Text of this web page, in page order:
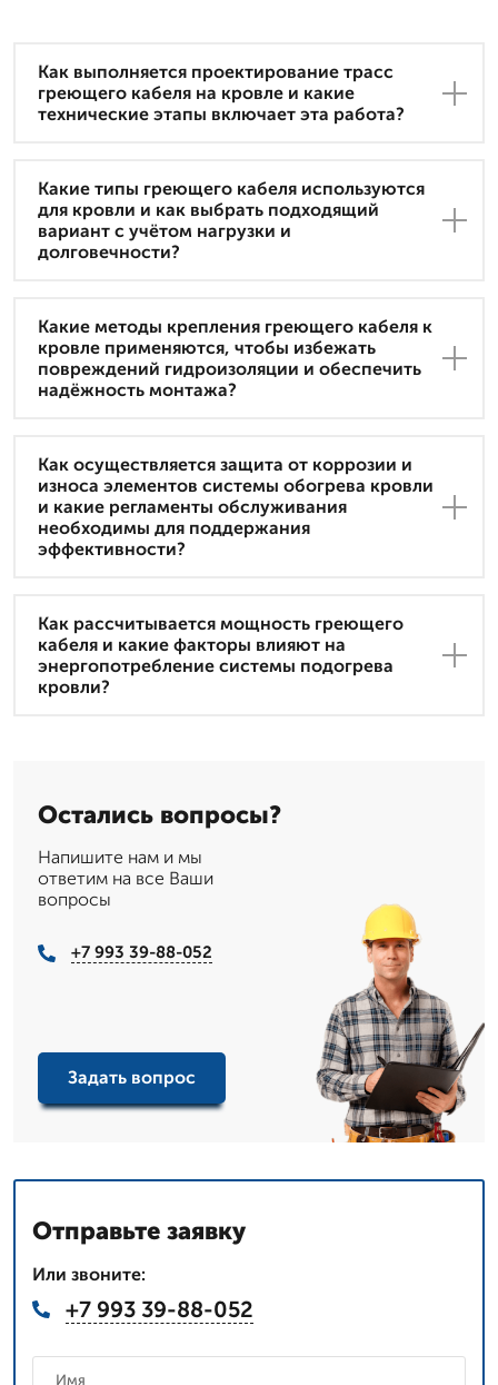
Как выполняется проектирование трасс
греющего кабеля на кровле и какие
технические этапы включает эта работа?
Какие типы греющего кабеля используются
для кровли и как выбрать подходящий
вариант с учётом нагрузки и
долговечности?
Какие методы крепления греющего кабеля к
кровле применяются, чтобы избежать
повреждений гидроизоляции и обеспечить
надёжность монтажа?
Как осуществляется защита от коррозии и
износа элементов системы обогрева кровли
и какие регламенты обслуживания
необходимы для поддержания
эффективности?
Как рассчитывается мощность греющего
кабеля и какие факторы влияют на
энергопотребление системы подогрева
кровли?
Остались вопросы?
Напишите нам и мы
ответим на все Ваши
вопросы
+7 993 39-88-052
Задать вопрос
Отправьте заявку
Или звоните:
+7 993 39-88-052